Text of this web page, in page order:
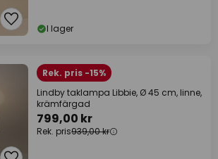
I lager
Rek. pris -15%
Lindby taklampa Libbie, Ø 45 cm, linne,
krämfärgad
799,00 kr
Rek. pris939,00 kr